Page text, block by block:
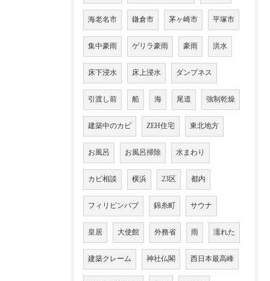
海老名市 鎌倉市 茅ヶ崎市 平塚市
集中豪雨 ゲリラ豪雨 豪雨 洪水
床下浸水 床上浸水 ダンプネス
引渡し前 船 海 尾道 強制乾燥
建築中のカビ ZEH住宅 東北地方
お風呂 お風呂掃除 水まわり
カビ相談 横浜 23区 都内
フィリピンパブ 錦糸町 サウナ
皇居 大使館 外務省 雨 濡れた
建築クレーム 神社仏閣 西日本最高峰